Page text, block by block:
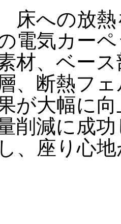
床への放熱
電気カー
材、ベー
、断熱フ
が大幅に
削減に成
し、座り心